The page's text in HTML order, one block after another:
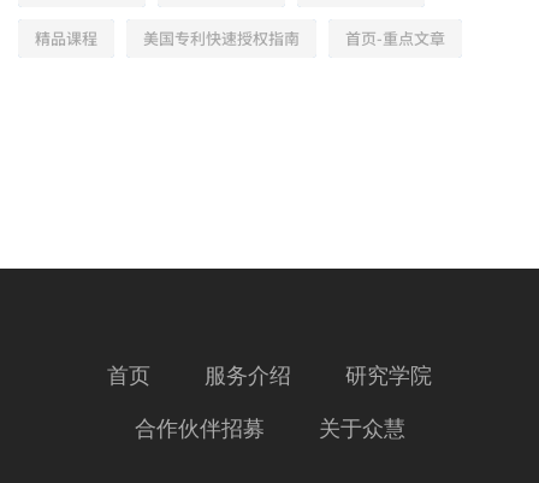
精品课程 美国专利快速授权指南 首页-重点文章
首页 服务介绍 研究学院
合作伙伴招募 关于众慧